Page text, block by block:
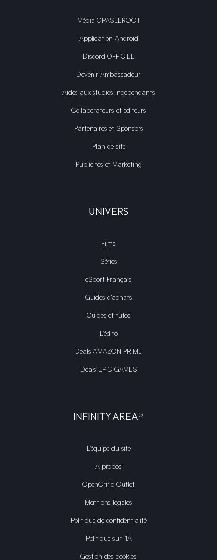
Média GPASLEROOT
Application Android
Discord OFFICIEL
Devenir Ambassadeur
Aides aux studios indépendants
Collaborateurs et éditeurs
Partenaires et Sponsors
Plan de site
Publicités et Marketing
UNIVERS
Films
Séries
eSport Français
Guides d’achats
Guides et tutos
L'édito
Deals AMAZON PRIME
Deals EPIC GAMES
INFINITY AREA®
L'équipe du site
À propos
OpenCritic Outlet
Mentions légales
Politique de confidentialité
Politique sur l'IA
Gestion des cookies